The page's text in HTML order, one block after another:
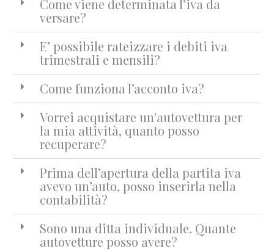
Come viene determinata l’iva da
versare?
E’ possibile rateizzare i debiti iva
trimestrali e mensili?
Come funziona l’acconto iva?
Vorrei acquistare un'autovettura per
la mia attività, quanto posso
recuperare?
Prima dell’apertura della partita iva
avevo un’auto, posso inserirla nella
contabilità?
Sono una ditta individuale. Quante
autovetture posso avere?